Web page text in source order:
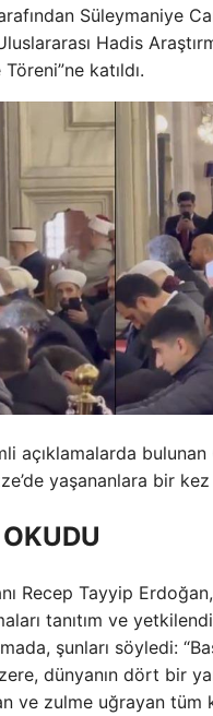
Süleymaniye
Hadis
katıldı.
açıklamalarda bulunan
yaşananlara bir
Recep Tayyip
tanıtım ve
şunları söyledi:
dünyanın dört bir
ve zulme uğrayan tüm